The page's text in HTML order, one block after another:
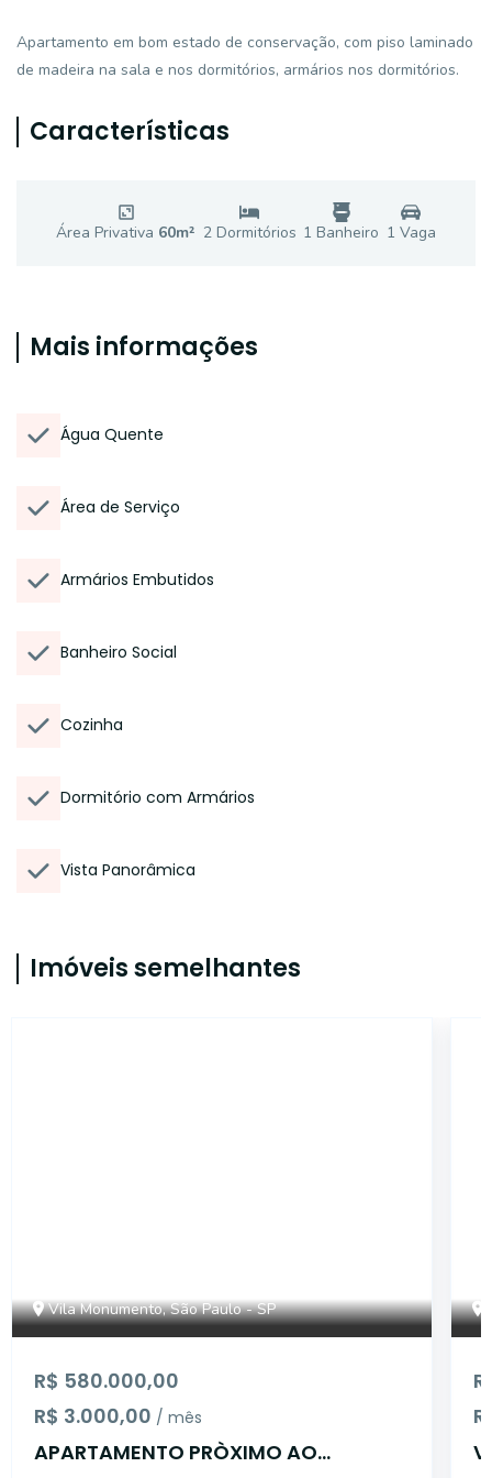
Apartamento em bom estado de conservação, com piso laminado
de madeira na sala e nos dormitórios, armários nos dormitórios.
Características
Área Privativa 60m² 2Dormitórios 1 Banheiro 1 Vaga
Mais informações
Água Quente
Área de Serviço
Armários Embutidos
Banheiro Social
Cozinha
Dormitório com Armários
Vista Panorâmica
Imóveis semelhantes
Vila Monumento, São Paulo - SP
R$ 580.000,00
R$ 3.000,00 / mês
APARTAMENTO PRÒXIMO AO